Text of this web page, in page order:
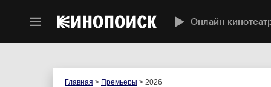
Онлайн-
Главная > Премьеры > 2026